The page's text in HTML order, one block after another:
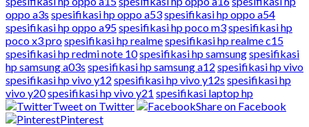
oppo a3s spesifikasi hp oppo a53spesifikasi hp oppo a54
spesifikasi hp oppo a95spesifikasi hp poco m3spesifikasi hp
poco x3 prospesifikasi hp realmespesifikasi hp realme c15
spesifikasi hp redmi note 10spesifikasi hp samsungspesifikasi
hp samsung a03s spesifikasi hp samsung a12 spesifikasi hp vivo
spesifikasi hp vivo y12 spesifikasi hp vivo y12s spesifikasi hp
vivo y20spesifikasi hp vivo y21 spesifikasi laptop hp
Tweet on Twitter
Share on Facebook
Pinterest